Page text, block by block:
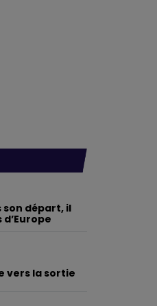
son départ, il
vers la sortie